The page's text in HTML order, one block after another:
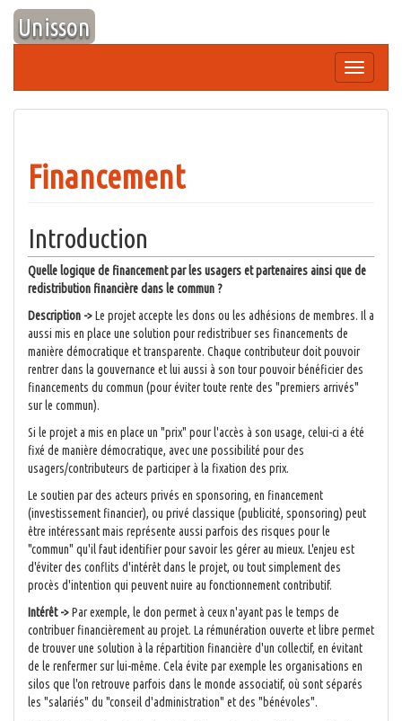
Aller
contenu
Unisson
Afficher/
la
Financement
Introduction
Quelle logique de financement par les usagers et partenaires ainsi que de
redistribution financière dans le commun ?
Description ->Le projet accepte les dons ou les adhésions de membres. Il a
aussi mis en place une solution pour redistribuer ses financements de
manière démocratique et transparente. Chaque contributeur doit pouvoir
rentrer dans la gouvernance et lui aussi à son tour pouvoir bénéficier des
financements du commun (pour éviter toute rente des "premiers arrivés"
sur le commun).
Si le projet a mis en place un "prix" pour l'accès à son usage, celui-ci a été
fixé de manière démocratique, avec une possibilité pour des
usagers/contributeurs de participer à la fixation des prix.
Le soutien par des acteurs privés en sponsoring, en financement
(investissement financier), ou privé classique (publicité, sponsoring) peut
être intéressant mais représente aussi parfois des risques pour le
"commun" qu'il faut identifier pour savoir les gérer au mieux. L'enjeu est
d'éviter des conflits d'intérêt dans le projet, ou tout simplement des
procès d'intention qui peuvent nuire au fonctionnement contributif.
Intérêt ->Par exemple, le don permet à ceux n'ayant pas le temps de
contribuer financièrement au projet. La rémunération ouverte et libre permet
de trouver une solution à la répartition financière d'un collectif, en évitant
de le renfermer sur lui-même. Cela évite par exemple les organisations en
silos que l'on retrouve parfois dans le monde associatif, où sont séparés
les "salariés" du "conseil d'administration" et des "bénévoles".